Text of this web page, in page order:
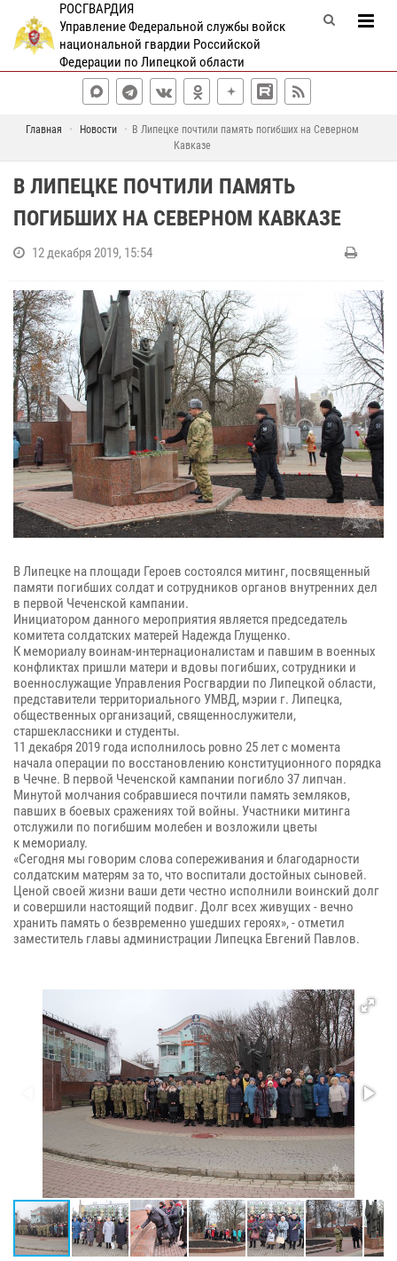
РОСГВАРДИЯ
Управление Федеральной службы войск
национальной гвардии Российской
Федерации по Липецкой области
Главная Новости
В Липецке почтили память погибших на Северном
Кавказе
В ЛИПЕЦКЕ ПОЧТИЛИ ПАМЯТЬ
ПОГИБШИХ НА СЕВЕРНОМ КАВКАЗЕ
12 декабря 2019, 15:54
В Липецке на площади Героев состоялся митинг, посвященный
памяти погибших солдат и сотрудников органов внутренних дел
в первой Чеченской кампании.
Инициатором данного мероприятия является председатель
комитета солдатских матерей Надежда Глущенко.
К мемориалу воинам-интернационалистам и павшим в военных
конфликтах пришли матери и вдовы погибших, сотрудники и
военнослужащие Управления Росгвардии по Липецкой области,
представители территориального УМВД, мэрии г. Липецка,
общественных организаций, священнослужители,
старшеклассники и студенты.
11 декабря 2019 года исполнилось ровно 25 лет с момента
начала операции по восстановлению конституционного порядка
в Чечне. В первой Чеченской кампании погибло 37 липчан.
Минутой молчания собравшиеся почтили память земляков,
павших в боевых сражениях той войны. Участники митинга
отслужили по погибшим молебен и возложили цветы
к мемориалу.
«Сегодня мы говорим слова сопереживания и благодарности
солдатским матерям за то, что воспитали достойных сыновей.
Ценой своей жизни ваши дети честно исполнили воинский долг
и совершили настоящий подвиг. Долг всех живущих - вечно
хранить память о безвременно ушедших героях», - отметил
заместитель главы администрации Липецка Евгений Павлов.